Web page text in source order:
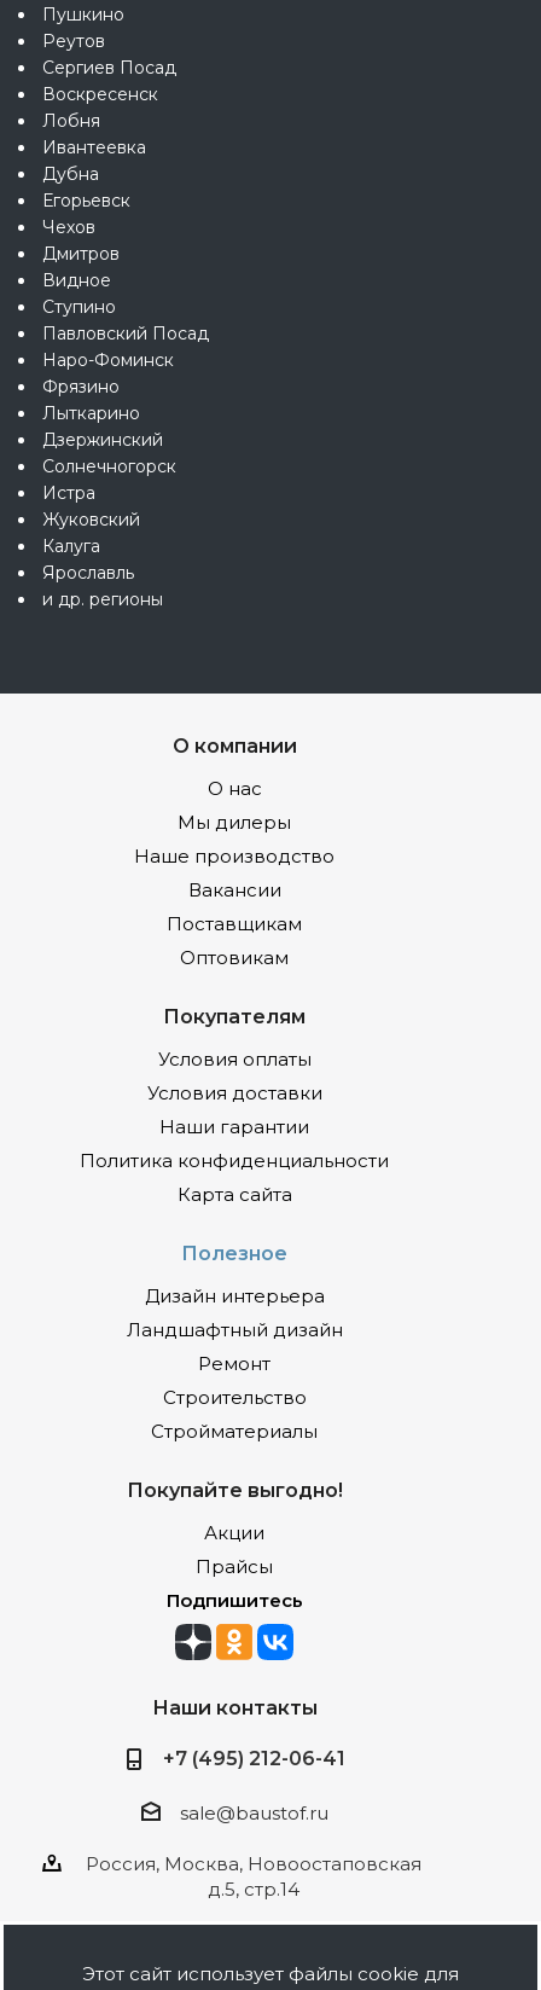
Пушкино
Реутов
Сергиев Посад
Воскресенск
Лобня
Ивантеевка
Дубна
Егорьевск
Чехов
Дмитров
Видное
Ступино
Павловский Посад
Наро-Фоминск
Фрязино
Лыткарино
Дзержинский
Солнечногорск
Истра
Жуковский
Калуга
Ярославль
и др. регионы
О компании
О нас
Мы дилеры
Наше производство
Вакансии
Поставщикам
Оптовикам
Покупателям
Условия оплаты
Условия доставки
Наши гарантии
Политика конфиденциальности
Карта сайта
Полезное
Дизайн интерьера
Ландшафтный дизайн
Ремонт
Строительство
Стройматериалы
Покупайте выгодно!
Акции
Прайсы
Подпишитесь
Наши контакты
+7 (495) 212-06-41
sale@baustof.ru
Россия, Москва, Новоостаповская
д.5, стр.14
Этот сайт использует файлы cookie для